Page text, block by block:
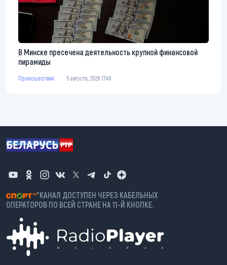
В Минске пресечена деятельность крупной финансовой
пирамиды
Происшествия 5 августа, 2026 17:48
*КАНАЛ ДОСТУПЕН ЧЕРЕЗ КАБЕЛЬНЫХ
ОПЕРАТОРОВ ПО ВСЕЙ СТРАНЕ НА 11-Й КНОПКЕ.